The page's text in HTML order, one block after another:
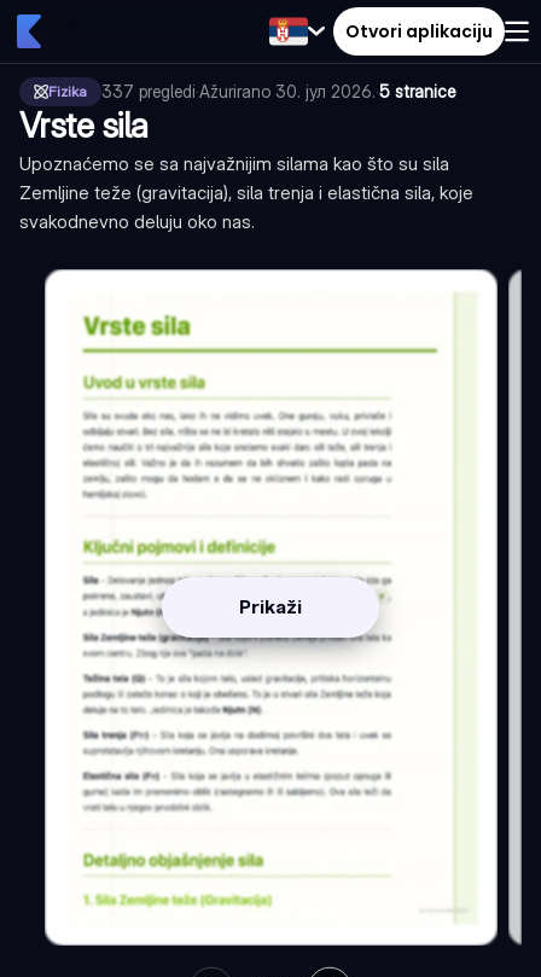
Otvori aplikaciju
Fizika 337 pregledi·Ažurirano 30. јул 2026.·5 stranice
Vrste sila
Upoznaćemo se sa najvažnijim silama kao što su sila
Zemljine teže (gravitacija), sila trenja i elastična sila, koje
svakodnevno deluju oko nas.
Prikaži